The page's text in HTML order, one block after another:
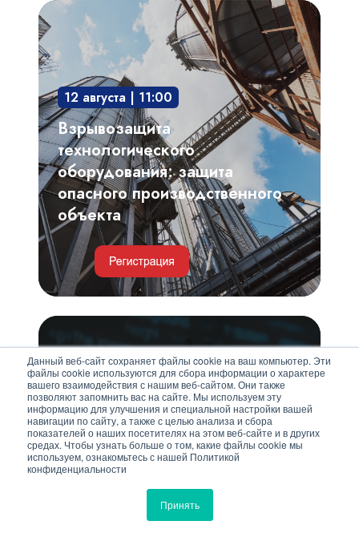
Данный веб-сайт сохраняет файлы cookie на ваш компьютер. Эти
файлы cookie используются для сбора информации о характере
вашего взаимодействия с нашим веб-сайтом. Они также
позволяют запомнить вас на сайте. Мы используем эту
информацию для улучшения и специальной настройки вашей
навигации по сайту, а также с целью анализа и сбора
показателей о наших посетителях на этом веб-сайте и в других
средах. Чтобы узнать больше о том, какие файлы cookie мы
используем, ознакомьтесь с нашей Политикой
конфиденциальности
Принять
Взрывозащита
технологического
оборудования:
защита
опасного
производственного
объекта
12 августа | 11:00
Взрывозащита
технологического
оборудования: защита
опасного производственного
объекта
Средства
коллективной
работы
и
платформы
для
корпоративных
13 августа | 11:00
Средства коллективной
работы и платформы для
корпоративных коммуникаций